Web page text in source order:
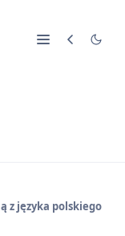
z języka polskiego